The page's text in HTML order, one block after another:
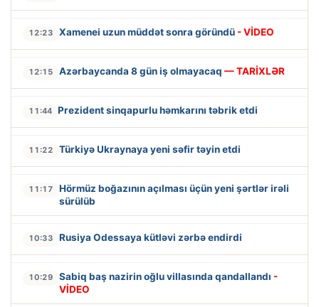
12:23 Xamenei uzun müddət sonra göründü - VİDEO
12:15 Azərbaycanda 8 gün iş olmayacaq — TARİXLƏR
11:44 Prezident sinqapurlu həmkarını təbrik etdi
11:22 Türkiyə Ukraynaya yeni səfir təyin etdi
11:17
Hörmüz boğazının açılması üçün yeni şərtlər irəli
sürülüb
10:33 Rusiya Odessaya kütləvi zərbə endirdi
10:29 Sabiq baş nazirin oğlu villasında qandallandı -
VİDEO